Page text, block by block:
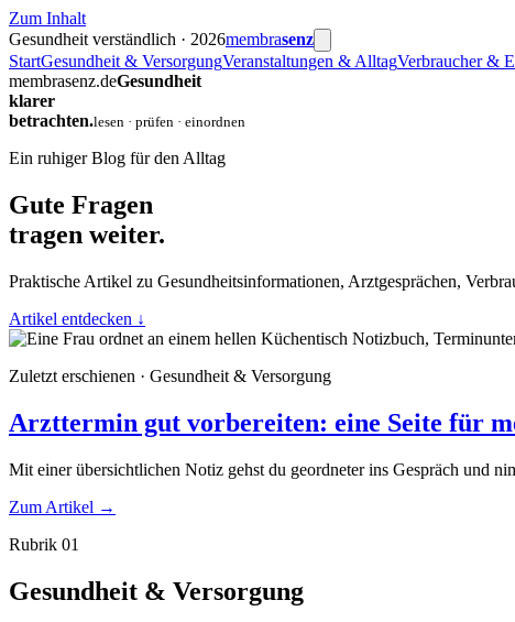
Zum Inhalt
Gesundheit verständlich · 2026membrasenz
StartGesundheit & VersorgungVeranstaltungen & AlltagVerbraucher &
membrasenz.deGesundheit
klarer
betrachten.lesen · prüfen · einordnen
Ein ruhiger Blog für den Alltag
Gute Fragen
tragen weiter.
Praktische Artikel zu Gesundheitsinformationen, Arztgesprächen,
Artikel entdecken ↓
Zuletzt erschienen · Gesundheit & Versorgung
Arzttermin gut vorbereiten: eine Seite für
Mit einer übersichtlichen Notiz gehst du geordneter ins Gespräch und
Zum Artikel →
Rubrik 01
Gesundheit & Versorgung